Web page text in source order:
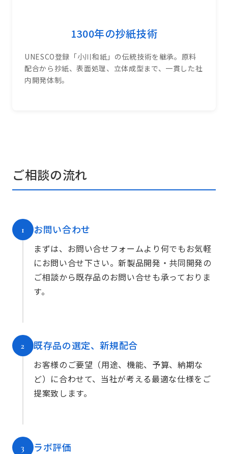
1300年の抄紙技術
UNESCO登録「小川和紙」の伝統技術を継承。原料
配合から抄紙、表面処理、立体成型まで、一貫した社
内開発体制。
ご相談の流れ
1 お問い合わせ
まずは、お問い合せフォームより何でもお気軽
にお問い合せ下さい。新製品開発・共同開発の
ご相談から既存品のお問い合せも承っておりま
す。
2 既存品の選定、新規配合
お客様のご要望（用途、機能、予算、納期な
ど）に合わせて、当社が考える最適な仕様をご
提案致します。
3 ラボ評価